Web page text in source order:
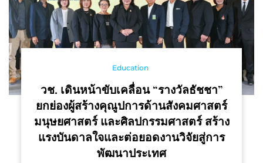
Education
วช. เดินหน้าขับเคลื่อน “รางวัลธัชชา”
ยกย่องผู้สร้างคุณูปการด้านสังคมศาสตร์
มนุษยศาสตร์ และศิลปกรรมศาสตร์ สร้าง
แรงบันดาลใจและต่อยอดงานวิจัยสู่การ
พัฒนาประเทศ